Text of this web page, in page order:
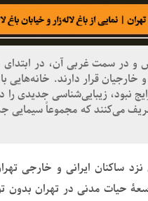
و در سمت غربی آن، در ابتدای
قرار دارند. خانه‌هایی
نبود، زیبایی‌شناسی جدیدی
می‌کنند که مجموعاً سیمایی
نزد ساکنان ایرانی و خارجی
حیات مدنی در تهران بدون